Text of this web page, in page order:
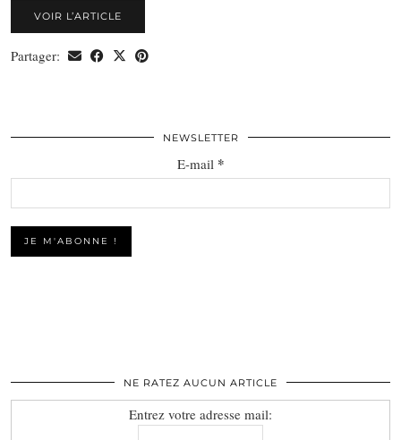
VOIR L’ARTICLE
Partager:
NEWSLETTER
E-mail *
NE RATEZ AUCUN ARTICLE
Entrez votre adresse mail: